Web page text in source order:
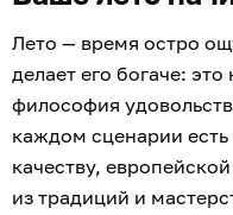
Лето — время остро
делает его богаче:
философия
каждом сценарии
качеству,
из традиций и